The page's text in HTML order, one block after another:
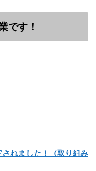
です！
れました！（取り組み